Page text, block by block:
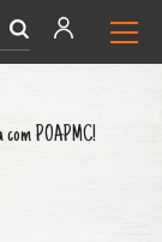
POAPMC!